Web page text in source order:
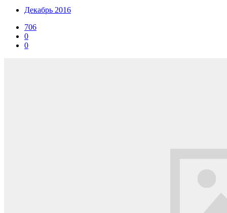
Декабрь 2016
706
0
0